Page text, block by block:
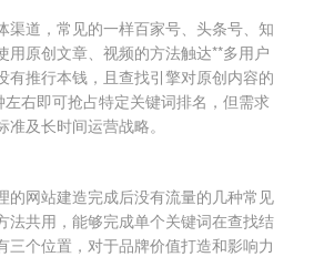
渠道，常见的一样百家号、头条号、知
用原创文章、视频的方法触达**多用户
有推行本钱，且查找引擎对原创内容的
右即可抢占特定关键词排名，但需求
及长时间运营战略。
的网站建造完成后没有流量的几种常见
法共用，能够完成单个关键词在查找结
三个位置，对于品牌价值打造和影响力